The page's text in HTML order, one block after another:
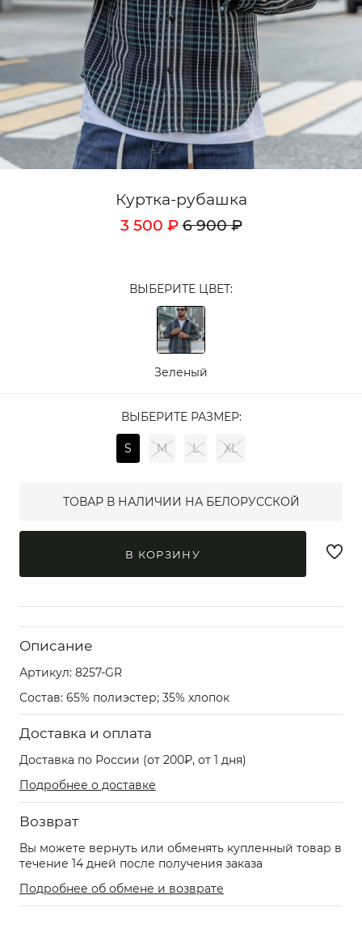
Куртка-рубашка
3 500 ₽ 6 900 ₽
ВЫБЕРИТЕ ЦВЕТ:
Зеленый
ВЫБЕРИТЕ РАЗМЕР:
S M L XL
ТОВАР В НАЛИЧИИ НА БЕЛОРУССКОЙ
В КОРЗИНУ
Описание
Артикул: 8257-GR
Состав: 65% полиэстер; 35% хлопок
Доставка и оплата
Доставка по России (от 200₽, от 1 дня)
Подробнее о доставке
Возврат
Вы можете вернуть или обменять купленный товар в
течение 14 дней после получения заказа
Подробнее об обмене и возврате
Кардиганы
Комплекты
Лонгсливы
Поло
Рубашки